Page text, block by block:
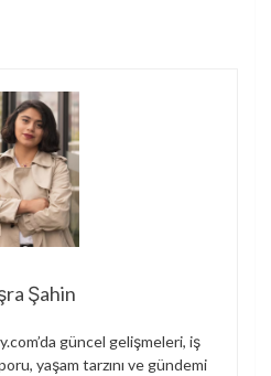
Şahin
güncel gelişmeleri, iş
yaşam tarzını ve gündemi